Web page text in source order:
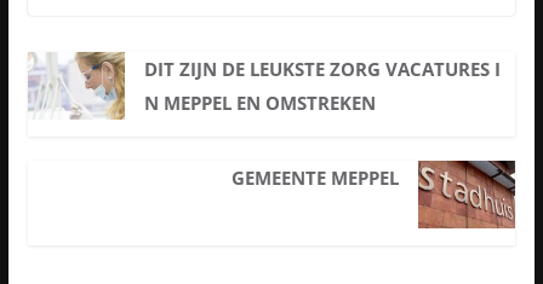
DIT ZIJN DE LEUKSTE ZORG VACATURES I
N MEPPEL EN OMSTREKEN
GEMEENTE MEPPEL